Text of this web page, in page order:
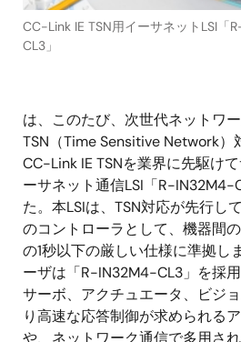
CC-Link IE TSN用イーサネットLSI「
CL3」
は、このたび、次世代ネットワ
TSN（Time Sensitive Network）
CC-Link IE TSNを業界に先駆け
ーサネット通信LSI「R-IN32M4-
た。本LSIは、TSN対応が先行し
のコントローラとして、機器間
の1秒以下の厳しい仕様に準拠し
ーザは「R-IN32M4-CL3」を採
サーボ、アクチュエータ、ビジ
り高速な応答制御が求められる
や、ネットワーク通信で多用さ